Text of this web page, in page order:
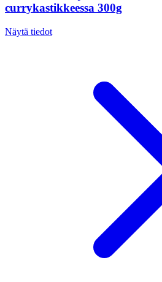
currykastikkeessa 300g
Näytä tiedot